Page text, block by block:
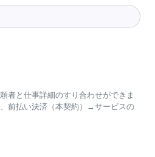
者と仕事詳細のすり合わせができま
前払い決済（本契約）→サービスの